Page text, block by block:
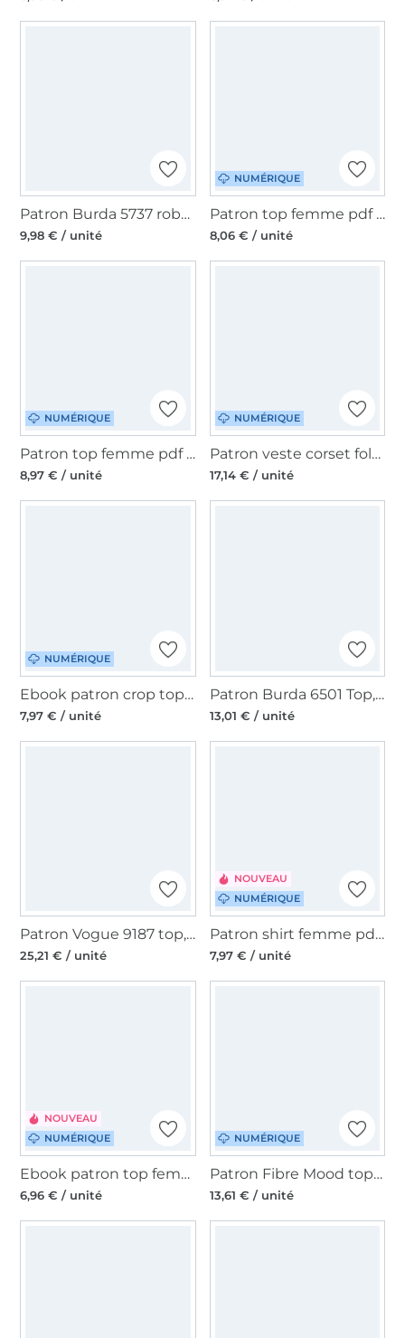
Patron Burda 5737 robe & top femme, en français
9,98 € / unité
NUMÉRIQUE
Patron top femme pdf Rosi vintageBambi, en allemand
8,06 € / unité
NUMÉRIQUE
Patron top femme pdf Lovely Lady Top A0/Beamer-Version, en allemand
8,97 € / unité
NUMÉRIQUE
Patron veste corset folklore femme pdf Luise Dirndl Schnitte, en allemand
17,14 € / unité
NUMÉRIQUE
Ebook patron crop top femme Viola Emmilou, en allemand
7,97 € / unité
Patron Burda 6501 Top, en français
13,01 € / unité
Patron Vogue 9187 top, en français
25,21 € / unité
NOUVEAU
NUMÉRIQUE
Patron shirt femme pdf Madame Thea Studio Schnittreif, en français
7,97 € / unité
NOUVEAU
NUMÉRIQUE
Ebook patron top femme Ina Moeve.Design, en allemand
6,96 € / unité
NUMÉRIQUE
Patron Fibre Mood top femme pdf Kiri, en français
13,61 € / unité